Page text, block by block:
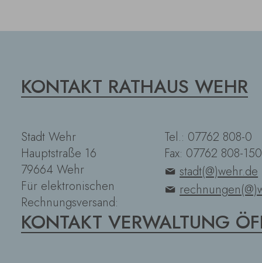
KONTAKT RATHAUS WEHR
Stadt Wehr
Hauptstraße 16
79664 Wehr
Für elektronischen
Rechnungsversand:
Tel.: 07762 808-0
Fax: 07762 808-150
stadt(@)wehr.de
KONTAKT VERWALTUNG